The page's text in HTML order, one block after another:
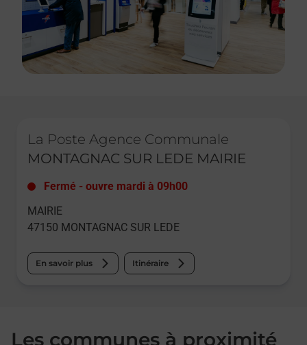
La Poste Agence Communale
MONTAGNAC SUR LEDE MAIRIE
Fermé - ouvre mardi à 09h00
MAIRIE
47150 MONTAGNAC SUR LEDE
En savoir plus Itinéraire
Les communes à proximité